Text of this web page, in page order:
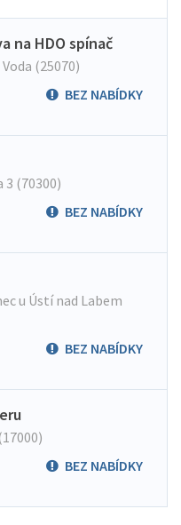
na HDO spínač
(25070)
BEZ NABÍDKY
3 (70300)
BEZ NABÍDKY
u Ústí nad Labem
BEZ NABÍDKY
BEZ NABÍDKY